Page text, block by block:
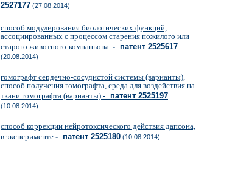
2527177 (27.08.2014)
способ модулирования биологических функций,
ассоциированных с процессом старения пожилого или
старого животного-компаньона. - патент 2525617
(20.08.2014)
гомографт сердечно-сосудистой системы (варианты),
способ получения гомографта, среда для воздействия на
ткани гомографта (варианты) - патент 2525197
(10.08.2014)
способ коррекции нейротоксического действия дапсона,
в эксперименте - патент 2525180 (10.08.2014)